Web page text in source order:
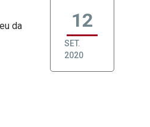
da
12
SET.
2020